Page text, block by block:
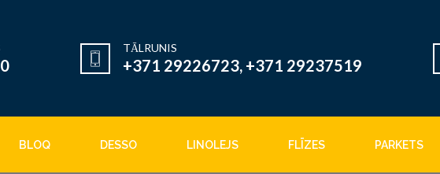
TĀLRUNIS
+371 29226723, +371 29237519
BLOQ DESSO LINOLEJS FLĪZES PARKETS